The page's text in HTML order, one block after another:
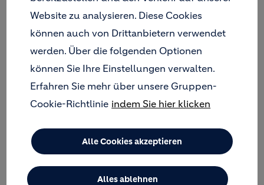
Sand für Beach 0741
- Strandfeeling über
den Dächern von
Rottweil
Albvorlandtunnel,
Kirchheim (Teck)
Website zu analysieren. Diese Cookies
können auch von Drittanbietern verwendet
werden. Über die folgenden Optionen
können Sie Ihre Einstellungen verwalten.
Erfahren Sie mehr über unsere Gruppen-
Cookie-Richtlinie indem Sie hier klicken
Alle Cookies akzeptieren
Alles ablehnen